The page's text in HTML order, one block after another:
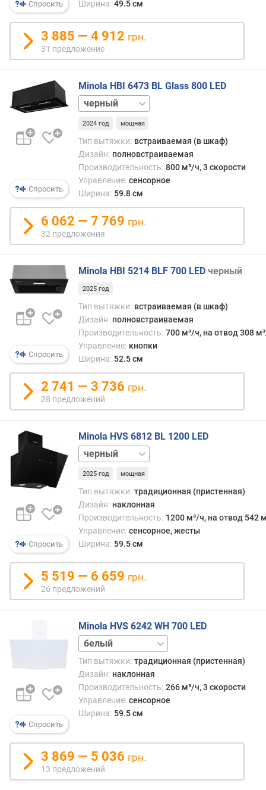
е
л
ь
н
о
с
т
(
т
в
м
а
к
с
.
)
³
ч
)
р
о
и
з
в
о
д
л
н
о
т
ь
(
и
н
т
в
н
ы
р
е
и
Спросить
Ширина: 49.5 см
3 885 — 4 912 грн.
31 предложение
Спросить
Minola HBI 6473 BL Glass 800 LED
белый
2024 год мощная
Тип вытяжки: встраиваемая (в шкаф)
Дизайн: полновстраиваемая
Производительность: 800 м³/ч, 3 скорости
Управление: сенсорное
Ширина: 59.8 см
6 062 — 7 769 грн.
32 предложения
Спросить
Minola HBI 5214 BLF 700 LED черный
2025 год
Тип вытяжки: встраиваемая (в шкаф)
Дизайн: полновстраиваемая
Производительность: 700 м³/ч, на отвод 308
Управление: кнопки
Ширина: 52.5 см
2 741 — 3 736 грн.
28 предложений
Спросить
Minola HVS 6812 BL 1200 LED
белый
2025 год мощная
Тип вытяжки: традиционная (пристенная)
Дизайн: наклонная
Производительность: 1200 м³/ч, на отвод 542
Управление: сенсорное, жесты
Ширина: 59.5 см
5 519 — 6 659 грн.
26 предложений
Спросить
Minola HVS 6242 WH 700 LED
слоновая
кость
Тип вытяжки: традиционная (пристенная)
Дизайн: наклонная
Производительность: 266 м³/ч, 3 скорости
Управление: сенсорное
Ширина: 59.5 см
3 869 — 5 036 грн.
13 предложений